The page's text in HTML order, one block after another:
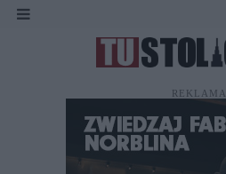
REKLAMA